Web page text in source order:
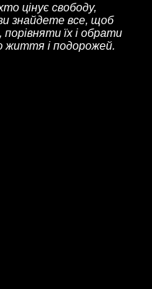
цінує свободу,
знайдете все, щоб
їх і обрати
життя і подорожей.